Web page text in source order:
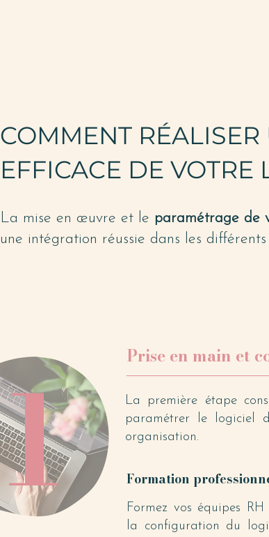
COMMENT
EFFICACE DE VOTRE
La mise en œuvre et le paramétrage de
une intégration réussie dans les
1 Prise en main et
La première étape
paramétrer le logiciel
organisation.
Formation
Formez vos équipes
la configuration du